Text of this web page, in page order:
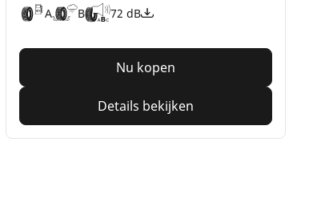
A
B 72 dB
Nu kopen
Details bekijken